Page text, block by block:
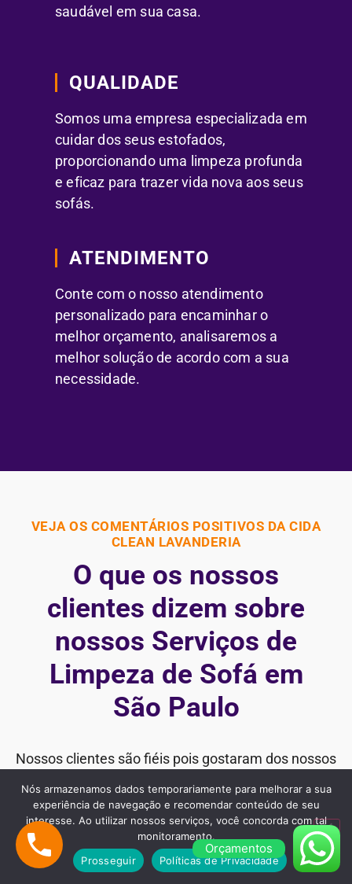
saudável em sua casa.
QUALIDADE
Somos uma empresa especializada em
cuidar dos seus estofados,
proporcionando uma limpeza profunda
e eficaz para trazer vida nova aos seus
sofás.
ATENDIMENTO
Conte com o nosso atendimento
personalizado para encaminhar o
melhor orçamento, analisaremos a
melhor solução de acordo com a sua
necessidade.
VEJA OS COMENTÁRIOS POSITIVOS DA CIDA
CLEAN LAVANDERIA
O que os nossos
clientes dizem sobre
nossos Serviços de
Limpeza de Sofá em
São Paulo
Nossos clientes são fiéis pois gostaram dos nossos
comentários:
"Estou extremamente satisfeita com o
Orçamentos
Nós armazenamos dados temporariamente para melhorar a sua
experiência de navegação e recomendar conteúdo de seu
interesse. Ao utilizar nossos serviços, você concorda com tal
monitoramento.
Prosseguir
Políticas de Privacidade